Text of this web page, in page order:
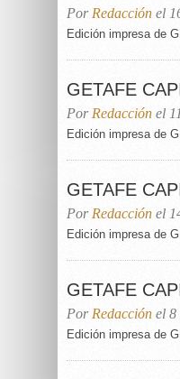
Por Redacción el
Edición impresa de
GETAFE
Por Redacción el
Edición impresa de
GETAFE
Por Redacción el
Edición impresa de
GETAFE
Por Redacción el 8
Edición impresa de